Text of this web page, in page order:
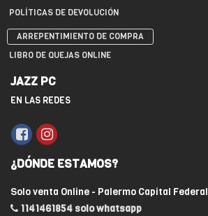
POLÍTICAS DE DEVOLUCIÓN
ARREPENTIMIENTO DE COMPRA
LIBRO DE QUEJAS ONLINE
JAZZ PC
EN LAS REDES
¿DÓNDE ESTAMOS?
Solo venta Online - Palermo Capital Federal
1141461854 solo whatsapp